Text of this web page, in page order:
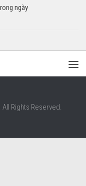
ngày
All Rights Reserved.